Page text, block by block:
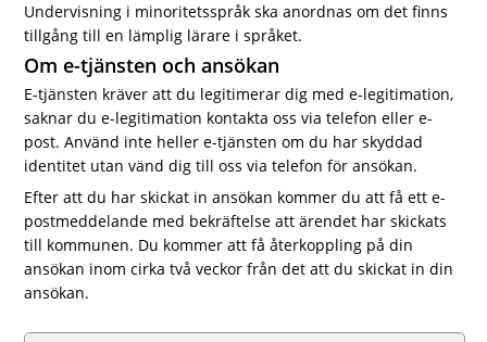
Undervisning i minoritetsspråk ska anordnas om det finns
tillgång till en lämplig lärare i språket.
Om e-tjänsten och ansökan
E-tjänsten kräver att du legitimerar dig med e-legitimation,
saknar du e-legitimation kontakta oss via telefon eller e-
post. Använd inte heller e-tjänsten om du har skyddad
identitet utan vänd dig till oss via telefon för ansökan.
Efter att du har skickat in ansökan kommer du att få ett e-
postmeddelande med bekräftelse att ärendet har skickats
till kommunen. Du kommer att få återkoppling på din
ansökan inom cirka två veckor från det att du skickat in din
ansökan.